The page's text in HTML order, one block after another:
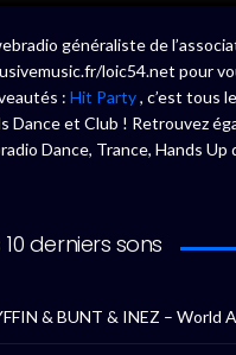
généraliste de
loic54.net pour
: Hit Party, c’est tous
Dance et Club ! Retrouvez
Dance, Trance, Hands Up
10 derniers sons
& BUNT & INEZ – World